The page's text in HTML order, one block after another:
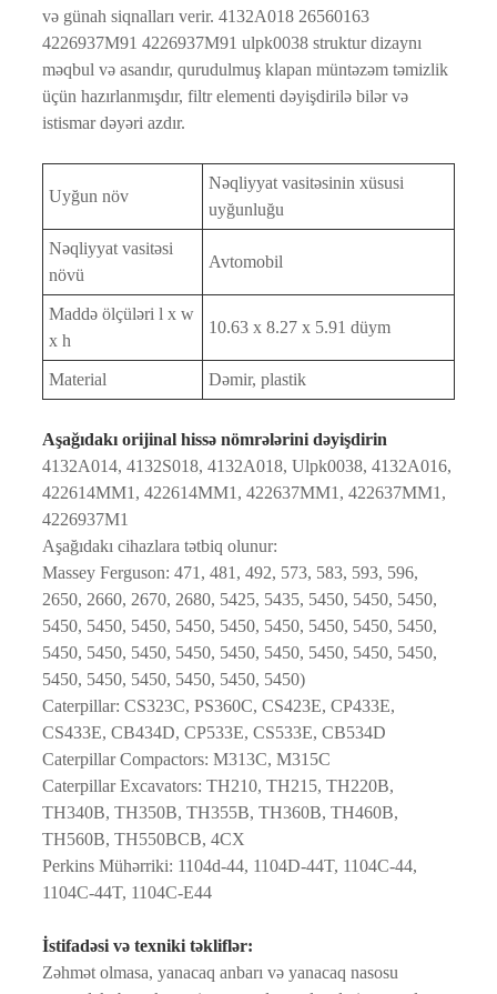
və günah siqnalları verir. 4132A018 26560163
4226937M91 4226937M91 ulpk0038 struktur dizaynı
məqbul və asandır, qurudulmuş klapan müntəzəm təmizlik
üçün hazırlanmışdır, filtr elementi dəyişdirilə bilər və
istismar dəyəri azdır.
Uyğun növ
Nəqliyyat vasitəsinin xüsusi
uyğunluğu
Nəqliyyat vasitəsi
növü
Avtomobil
Maddə ölçüləri l x w
x h
10.63 x 8.27 x 5.91 düym
Material Dəmir, plastik
Aşağıdakı orijinal hissə nömrələrini dəyişdirin
4132A014, 4132S018, 4132A018, Ulpk0038, 4132A016,
422614MM1, 422614MM1, 422637MM1, 422637MM1,
4226937M1
Aşağıdakı cihazlara tətbiq olunur:
Massey Ferguson: 471, 481, 492, 573, 583, 593, 596,
2650, 2660, 2670, 2680, 5425, 5435, 5450, 5450, 5450,
5450, 5450, 5450, 5450, 5450, 5450, 5450, 5450, 5450,
5450, 5450, 5450, 5450, 5450, 5450, 5450, 5450, 5450,
5450, 5450, 5450, 5450, 5450, 5450)
Caterpillar: CS323C, PS360C, CS423E, CP433E,
CS433E, CB434D, CP533E, CS533E, CB534D
Caterpillar Compactors: M313C, M315C
Caterpillar Excavators: TH210, TH215, TH220B,
TH340B, TH350B, TH355B, TH360B, TH460B,
TH560B, TH550BCB, 4CX
Perkins Mühərriki: 1104d-44, 1104D-44T, 1104C-44,
1104C-44T, 1104C-E44
İstifadəsi və texniki təkliflər:
Zəhmət olmasa, yanacaq anbarı və yanacaq nasosu